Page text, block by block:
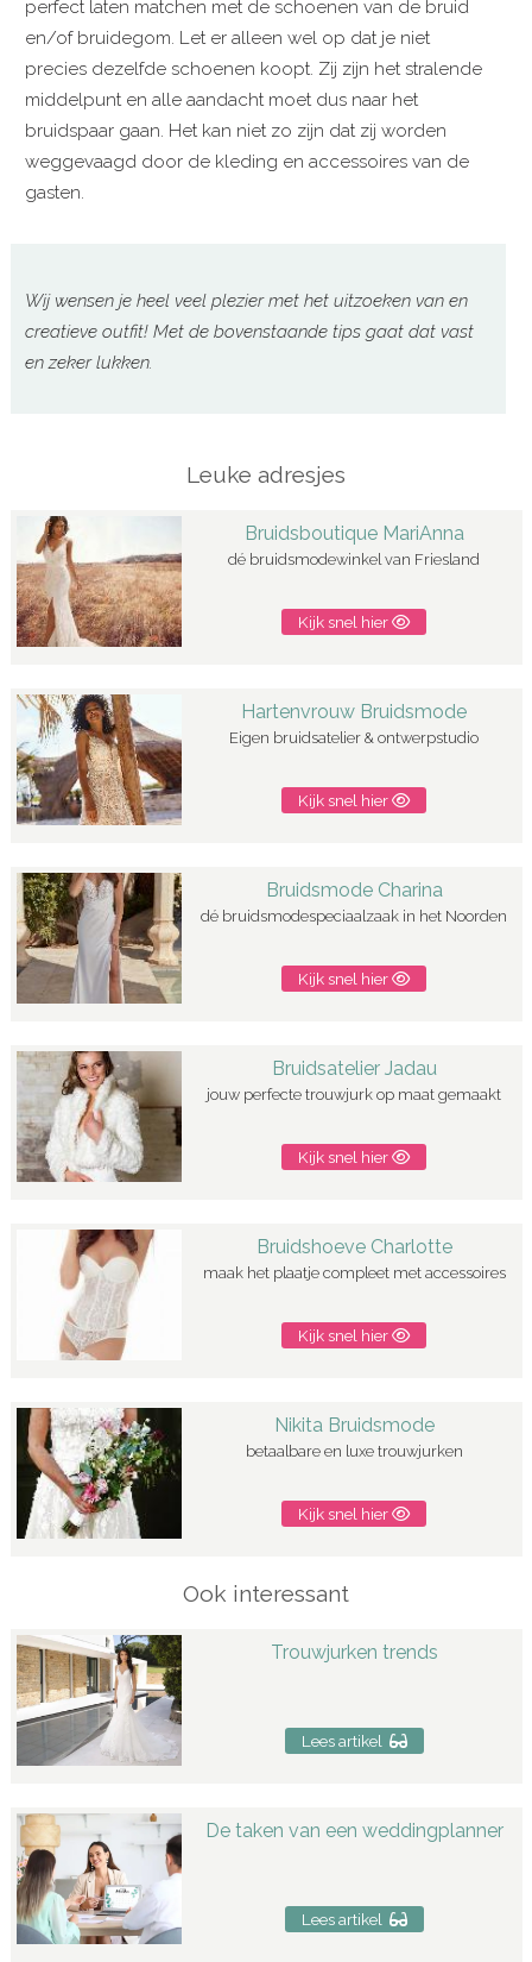
perfect laten matchen met de schoenen van de bruid
en/of bruidegom. Let er alleen wel op dat je niet
precies dezelfde schoenen koopt. Zij zijn het stralende
middelpunt en alle aandacht moet dus naar het
bruidspaar gaan. Het kan niet zo zijn dat zij worden
weggevaagd door de kleding en accessoires van de
gasten.
Wij wensen je heel veel plezier met het uitzoeken van en
creatieve outfit! Met de bovenstaande tips gaat dat vast
en zeker lukken.
Leuke adresjes
Bruidsboutique MariAnna
dé bruidsmodewinkel van Friesland
Kijk snel hier
Hartenvrouw Bruidsmode
Eigen bruidsatelier & ontwerpstudio
Kijk snel hier
Bruidsmode Charina
dé bruidsmodespeciaalzaak in het Noorden
Kijk snel hier
Bruidsatelier Jadau
jouw perfecte trouwjurk op maat gemaakt
Kijk snel hier
Bruidshoeve Charlotte
maak het plaatje compleet met accessoires
Kijk snel hier
Nikita Bruidsmode
betaalbare en luxe trouwjurken
Kijk snel hier
Ook interessant
Trouwjurken trends
Lees artikel
De taken van een weddingplanner
Lees artikel